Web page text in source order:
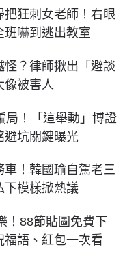
把狂刺女老師！右眼
嚇到逃出教室
怪？律師揪出「避談
像被害人
局！「這舉動」博證
坑關鍵曝光
車！韓國瑜自駕老三
模樣掀熱議
！88節貼圖免費下
福語、紅包一次看